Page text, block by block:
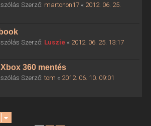
Szerző: martonon17« 2012. 06. 25.
Szerző: Luszie« 2012. 06. 25. 13:17
360 mentés
Szerző: tom « 2012. 06. 10. 09:01